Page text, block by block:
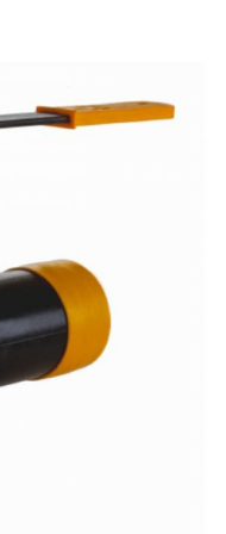
Cоглашаюсь на обработку
Имя
Имя
ЗАГРУЗИТЬ
Файл с
Cоглашаюсь на обработку